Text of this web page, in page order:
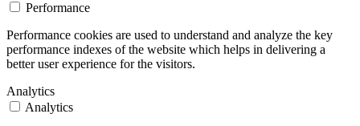
Performance
Performance cookies are used to understand and analyze the key
performance indexes of the website which helps in delivering a
better user experience for the visitors.
Analytics
Analytics